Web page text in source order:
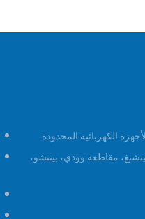
الكهربائية المحدودة
مقاطعة وودي، بينتشو،